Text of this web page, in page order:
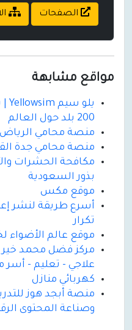
الصفحات
مواقع مشابهة
200 بلد حول العالم
منصة محامي الرياض
منصة محامي جدة
مكافحة الحشرات
بذور السعودية
موقع مكس
أسرع طريقة لنشر
تكرار
موقع عالم الأضواء
مركز فضل محمد خير
علاجي - تعليم - أسر
كهربائي منازل
منصة أبجد هوز
وصناعة المحتوى